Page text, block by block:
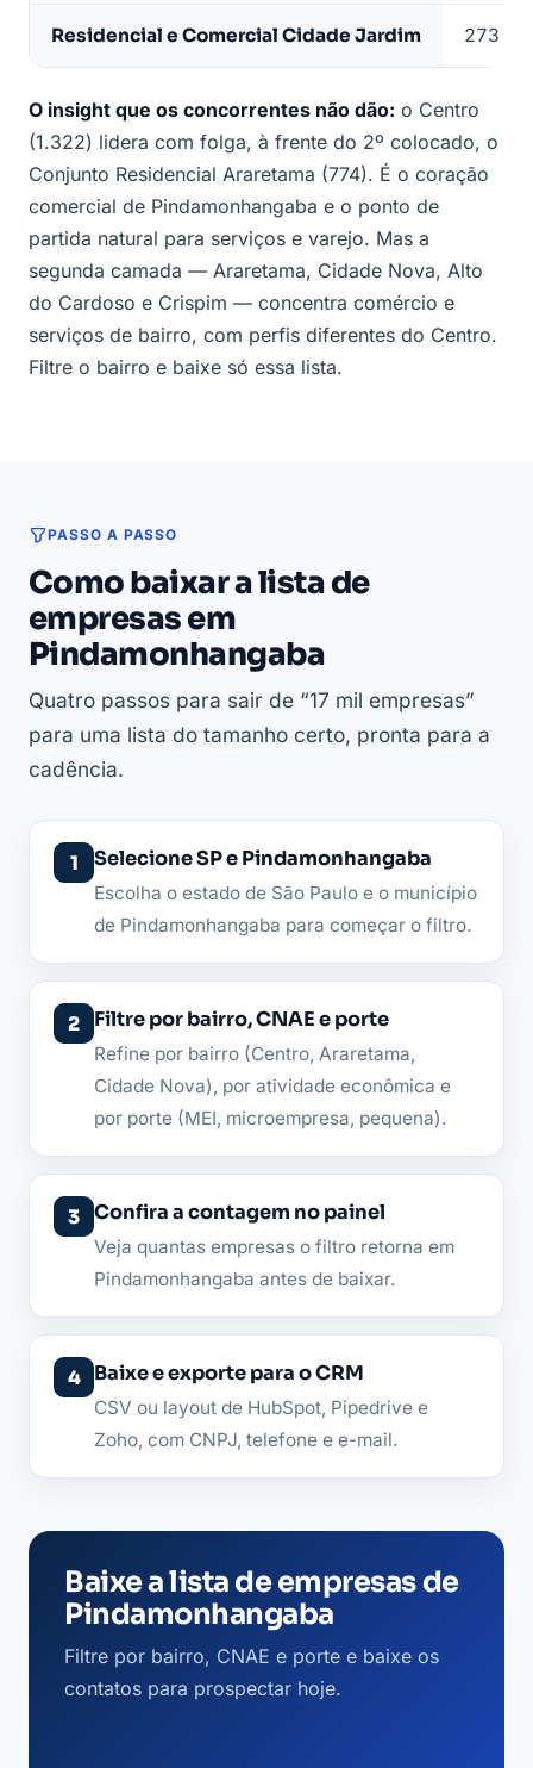
Residencial e Comercial Cidade Jardim 273
O insight que os concorrentes não dão: o Centro
(1.322) lidera com folga, à frente do 2º colocado, o
Conjunto Residencial Araretama (774). É o coração
comercial de Pindamonhangaba e o ponto de
partida natural para serviços e varejo. Mas a
segunda camada — Araretama, Cidade Nova, Alto
do Cardoso e Crispim — concentra comércio e
serviços de bairro, com perfis diferentes do Centro.
Filtre o bairro e baixe só essa lista.
PASSO A PASSO
Como baixar a lista de
empresas em
Pindamonhangaba
Quatro passos para sair de “17 mil empresas”
para uma lista do tamanho certo, pronta para a
cadência.
Selecione SP e Pindamonhangaba
Escolha o estado de São Paulo e o município
de Pindamonhangaba para começar o filtro.
Filtre por bairro, CNAE e porte
Refine por bairro (Centro, Araretama,
Cidade Nova), por atividade econômica e
por porte (MEI, microempresa, pequena).
Confira a contagem no painel
Veja quantas empresas o filtro retorna em
Pindamonhangaba antes de baixar.
Baixe e exporte para o CRM
CSV ou layout de HubSpot, Pipedrive e
Zoho, com CNPJ, telefone e e-mail.
Baixe a lista de empresas de
Pindamonhangaba
Filtre por bairro, CNAE e porte e baixe os
contatos para prospectar hoje.